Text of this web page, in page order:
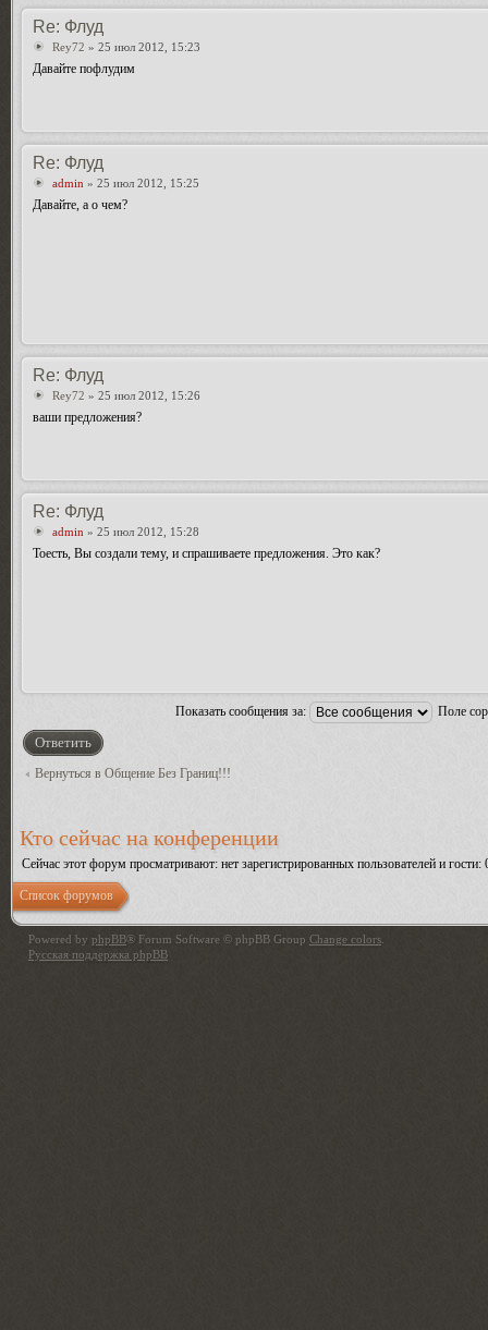
Re: Флуд
Rey72 » 25 июл 2012, 15:23
Давайте пофлудим
Re: Флуд
admin » 25 июл 2012, 15:25
Давайте, а о чем?
Re: Флуд
Rey72 » 25 июл 2012, 15:26
ваши предложения?
Re: Флуд
admin » 25 июл 2012, 15:28
Тоесть, Вы создали тему, и спрашиваете предложения. Это как?
Показать сообщения за: Поле
Ответить
Вернуться в Общение Без Границ!!!
Кто сейчас на конференции
Сейчас этот форум просматривают: нет зарегистрированных пользователей и гости:
Список форумов
Powered by phpBB® Forum Software © phpBB Group Change colors
Русская поддержка phpBB